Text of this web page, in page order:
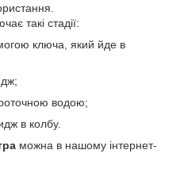
такі стадії:
ключа, який йде в
водою;
в колбу.
можна в нашому інтернет-